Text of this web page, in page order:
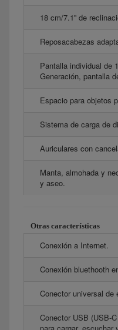
18 cm/7.1'' de
Reposacabezas
Pantalla individual de
Generación, pantalla
Espacio para objetos
Sistema de carga de
Auriculares con
Manta, almohada y
y aseo.
Otras características
Conexión a Internet.
Conexión bluethooth
Conector universal de
Conector USB (USB-